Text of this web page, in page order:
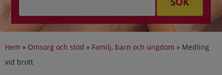
Hem » Omsorg och stöd » Familj, barn och ungdom » Medling
vid brott